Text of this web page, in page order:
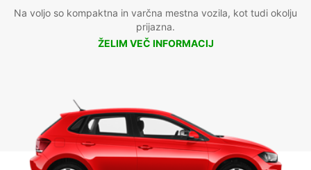
Na voljo so kompaktna in varčna mestna vozila, kot tudi okolju
prijazna.
ŽELIM VEČ INFORMACIJ